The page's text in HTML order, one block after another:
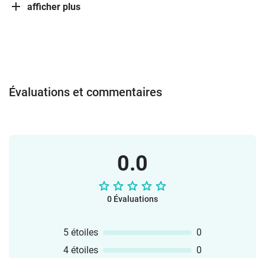
afficher plus
Évaluations et commentaires
0.0
0 Évaluations
5 étoiles
0
4 étoiles
0